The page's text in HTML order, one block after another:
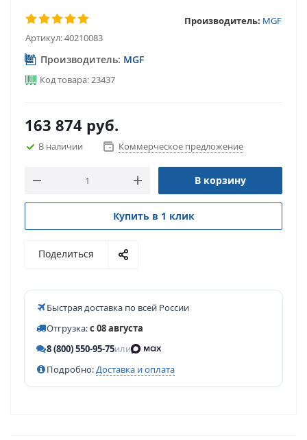
Артикул:40210083
Производитель: MGF
Производитель: MGF
Код товара: 23437
163 874 руб.
В наличии Коммерческое предложение
В корзину
Купить в 1 клик
Поделиться
Быстрая доставка по всей России
Отгрузка:с 08 августа
8 (800) 550-95-75или
Подробно:Доставка и оплата